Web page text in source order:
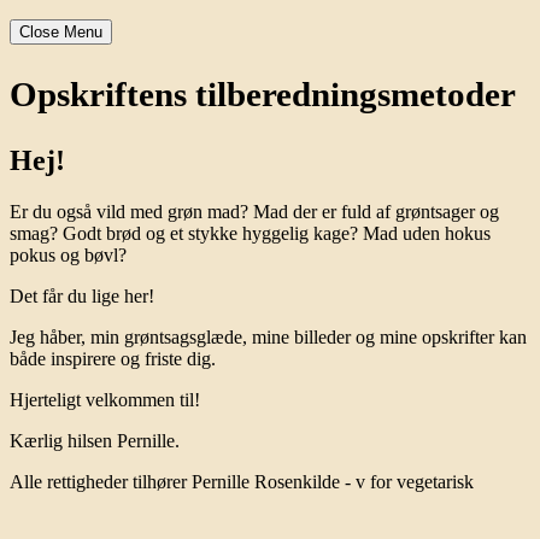
Close Menu
Opskriftens tilberedningsmetoder
Hej!
Er du også vild med grøn mad? Mad der er fuld af grøntsager og
smag? Godt brød og et stykke hyggelig kage? Mad uden hokus
pokus og bøvl?
Det får du lige her!
Jeg håber, min grøntsagsglæde, mine billeder og mine opskrifter kan
både inspirere og friste dig.
Hjerteligt velkommen til!
Kærlig hilsen Pernille.
Alle rettigheder tilhører Pernille Rosenkilde - v for vegetarisk